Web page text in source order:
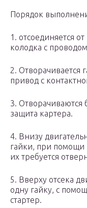
Порядок
1. отсоединяется
колодка с
2. Отворачивается
привод с
3. Отворачиваются
защита картера.
4. Внизу
гайки, при помощи
их требуется
5. Вверху отсека
одну гайку, с
стартер.